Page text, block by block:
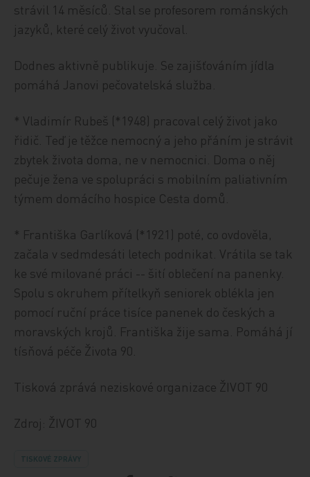
strávil 14 měsíců. Stal se profesorem románských
jazyků, které celý život vyučoval.
Dodnes aktivně publikuje. Se zajišťováním jídla
pomáhá Janovi pečovatelská služba.
* Vladimír Rubeš (*1948) pracoval celý život jako
řidič. Teď je těžce nemocný a jeho přáním je strávit
zbytek života doma, ne v nemocnici. Doma o něj
pečuje žena ve spolupráci s mobilním paliativním
týmem domácího hospice Cesta domů.
* Františka Garlíková (*1921) poté, co ovdověla,
začala v sedmdesáti letech podnikat. Vrátila se tak
ke své milované práci -- šití oblečení na panenky.
Spolu s okruhem přítelkyň seniorek oblékla jen
pomocí ruční práce tisíce panenek do českých a
moravských krojů. Františka žije sama. Pomáhá jí
tísňová péče Života 90.
Tisková zprává neziskové organizace ŽIVOT 90
Zdroj: ŽIVOT 90
TISKOVÉ ZPRÁVY